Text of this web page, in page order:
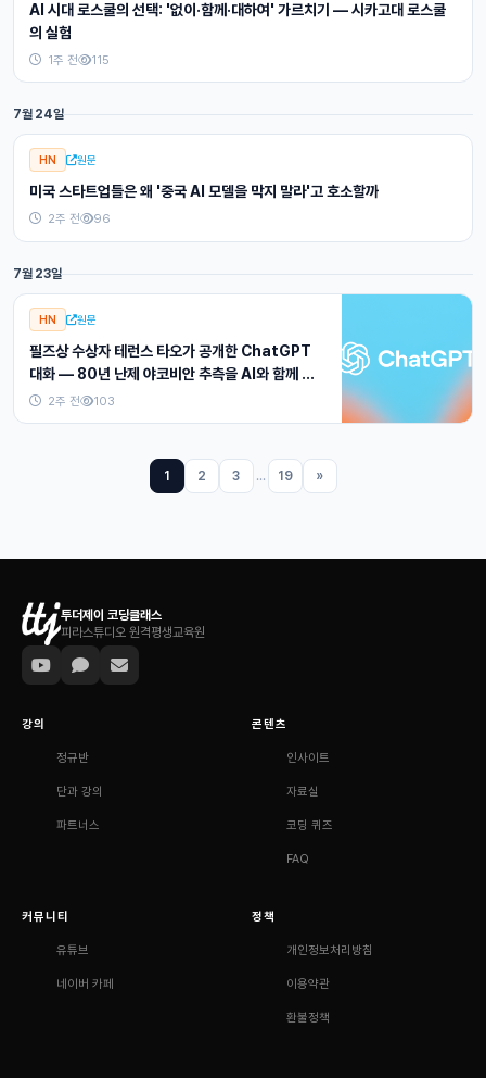
AI 시대 로스쿨의 선택: '없이·함께·대하여' 가르치기 — 시카고대 로스쿨
의 실험
1주 전 115
7월 24일
HN 원문
미국 스타트업들은 왜 '중국 AI 모델을 막지 말라'고 호소할까
2주 전 96
7월 23일
HN 원문
필즈상 수상자 테런스 타오가 공개한 ChatGPT
대화 — 80년 난제 야코비안 추측을 AI와 함께 파
고들다2주 전 103
1 2 3 ... 19 »
투더제이 코딩클래스
피라스튜디오 원격평생교육원
강의
정규반
단과 강의
파트너스
콘텐츠
인사이트
자료실
코딩 퀴즈
FAQ
커뮤니티
유튜브
네이버 카페
정책
개인정보처리방침
이용약관
환불정책